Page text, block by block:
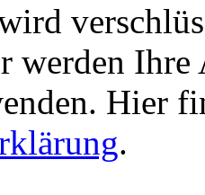
werden
Hier
.